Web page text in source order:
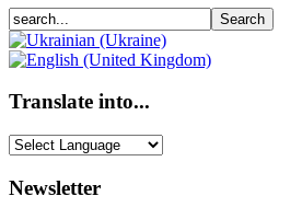
Translate into...
Newsletter